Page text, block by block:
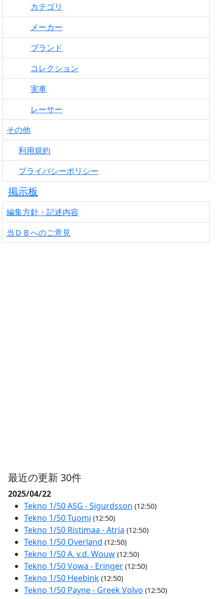
カテゴリ
メーカー
ブランド
コレクション
実車
レーサー
その他
利用規約
プライバシーポリシー
掲示板
編集方針・記述内容
当ＤＢへのご意見
最近の更新 30件
2025/04/22
Tekno 1/50 ASG - Sigurdsson (12:50)
Tekno 1/50 Tuomi (12:50)
Tekno 1/50 Ristimaa - Atria (12:50)
Tekno 1/50 Overland (12:50)
Tekno 1/50 A. v.d. Wouw (12:50)
Tekno 1/50 Vowa - Eringer (12:50)
Tekno 1/50 Heebink (12:50)
Tekno 1/50 Payne - Greek Volvo (12:50)